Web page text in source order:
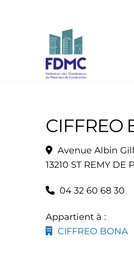
CIFFREO
Avenue Albin
13210 ST REMY DE
04 32 60 68 30
Appartient à :
CIFFREO BONA